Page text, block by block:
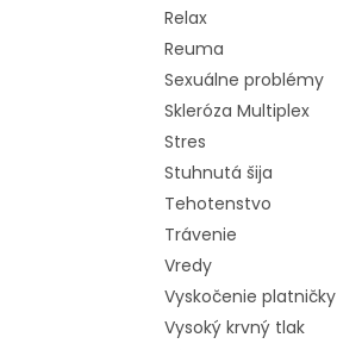
Relax
Reuma
Sexuálne problémy
Skleróza Multiplex
Stres
Stuhnutá šija
Tehotenstvo
Trávenie
Vredy
Vyskočenie platničky
Vysoký krvný tlak